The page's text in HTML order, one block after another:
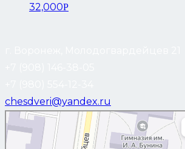
32,000Р
chesdveri@yandex.ru
Воронеж
Улица Молодогвардейцев, 21 — Яндекс Карты